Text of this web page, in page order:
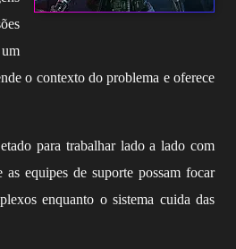
o contexto do problema e oferece
para trabalhar lado a lado com
as equipes de suporte possam focar
enquanto o sistema cuida das